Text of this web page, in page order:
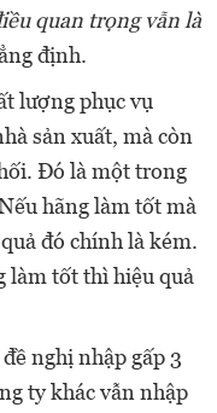
quan trọng vẫn là
định.
lượng phục vụ
sản xuất, mà còn
Đó là một trong
hãng làm tốt mà
đó chính là kém.
làm tốt thì hiệu quả
nghị nhập gấp 3
ty khác vẫn nhập